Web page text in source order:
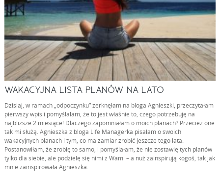
WAKACYJNA LISTA PLANÓW NA LATO
Dzisiaj, w ramach „odpoczynku” zerknęłam na bloga Agnieszki, przeczytałam
pierwszy wpis i pomyślałam, że to jest właśnie to, czego potrzebuję na
najbliższe 2 miesiące! Dlaczego zapomniałam o moich planach? Przecież one
tak mi służą. Agnieszka z bloga Life Managerka pisałam o swoich
wakacyjnych planach i tym, co ma zamiar zrobić jeszcze tego lata.
Postanowiłam, że zrobię to samo, i pomyślałam, że nie zostawię tych planów
tylko dla siebie, ale podzielę się nimi z Wami – a nuż zainspirują kogoś, tak jak
mnie zainspirowała Agnieszka.